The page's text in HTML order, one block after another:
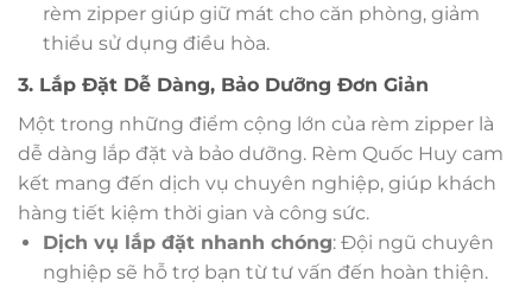
rèm zipper giúp giữ mát cho căn phòng, giảm
thiểu sử dụng điều hòa.
3. Lắp Đặt Dễ Dàng, Bảo Dưỡng Đơn Giản
Một trong những điểm cộng lớn của rèm zipper là
dễ dàng lắp đặt và bảo dưỡng. Rèm Quốc Huy cam
kết mang đến dịch vụ chuyên nghiệp, giúp khách
hàng tiết kiệm thời gian và công sức.
Dịch vụ lắp đặt nhanh chóng: Đội ngũ chuyên
nghiệp sẽ hỗ trợ bạn từ tư vấn đến hoàn thiện.